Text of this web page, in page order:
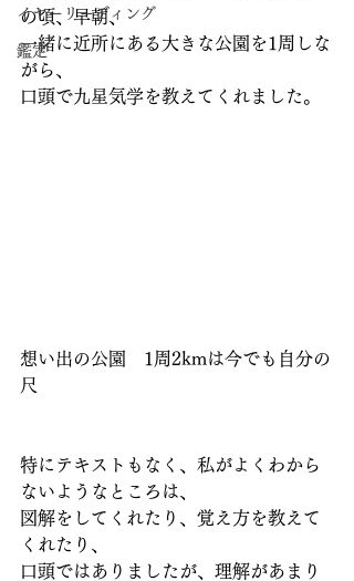
イヤーリーディング
鑑定
の頃、早朝、
一緒に近所にある大きな公園を1周しな
がら、
口頭で九星気学を教えてくれました。
想い出の公園　1周2kmは今でも自分の
尺
特にテキストもなく、私がよくわから
ないようなところは、
図解をしてくれたり、覚え方を教えて
くれたり、
口頭ではありましたが、理解があまり